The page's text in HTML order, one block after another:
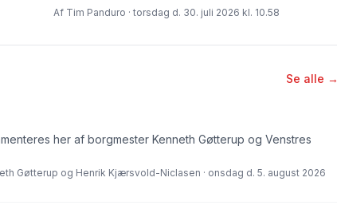
gård for godt 100 år siden.
Af Tim Panduro · torsdag d. 30. juli 2026 kl. 10.58
Se alle →
her af borgmester Kenneth Gøtterup og Venstres
Gøtterup og Henrik Kjærsvold-Niclasen · onsdag d. 5. august 2026